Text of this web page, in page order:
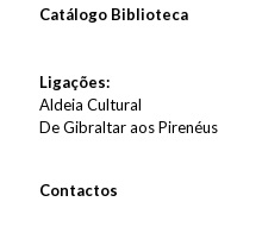
Catálogo Biblioteca
Ligações:
Aldeia Cultural
De Gibraltar aos Pirenéus
Contactos